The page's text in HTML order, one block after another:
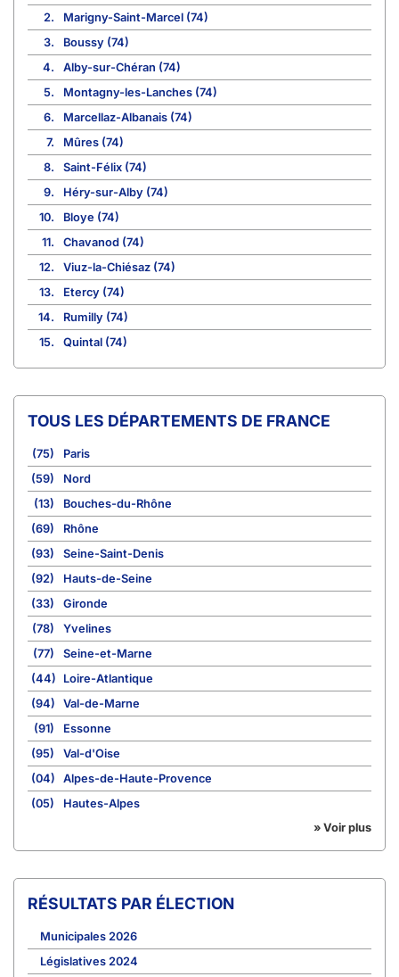
2.
Marigny-Saint-Marcel (74)
3.
Boussy (74)
4.
Alby-sur-Chéran (74)
5.
Montagny-les-Lanches (74)
6.
Marcellaz-Albanais (74)
7.
Mûres (74)
8.
Saint-Félix (74)
9.
Héry-sur-Alby (74)
10.
Bloye (74)
11.
Chavanod (74)
12.
Viuz-la-Chiésaz (74)
13.
Etercy (74)
14.
Rumilly (74)
15.
Quintal (74)
TOUS LES DÉPARTEMENTS DE FRANCE
(75)
Paris
(59)
Nord
(13)
Bouches-du-Rhône
(69)
Rhône
(93)
Seine-Saint-Denis
(92)
Hauts-de-Seine
(33)
Gironde
(78)
Yvelines
(77)
Seine-et-Marne
(44)
Loire-Atlantique
(94)
Val-de-Marne
(91)
Essonne
(95)
Val-d'Oise
(04)
Alpes-de-Haute-Provence
(05)
Hautes-Alpes
» Voir plus
RÉSULTATS PAR ÉLECTION
Municipales 2026
Législatives 2024